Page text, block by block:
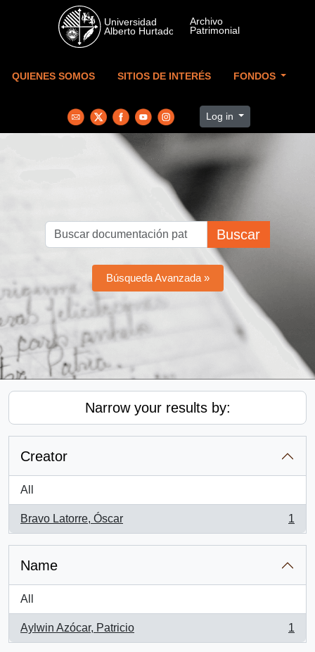
Skip to main content
QUIENES SOMOS SITIOS DE INTERÉS FONDOS
Log in
Buscar
Búsqueda Avanzada »
Narrow your results by:
Creator
All
Bravo Latorre, Óscar
, 1 results
1
Name
All
Aylwin Azócar, Patricio
, 1 results
1